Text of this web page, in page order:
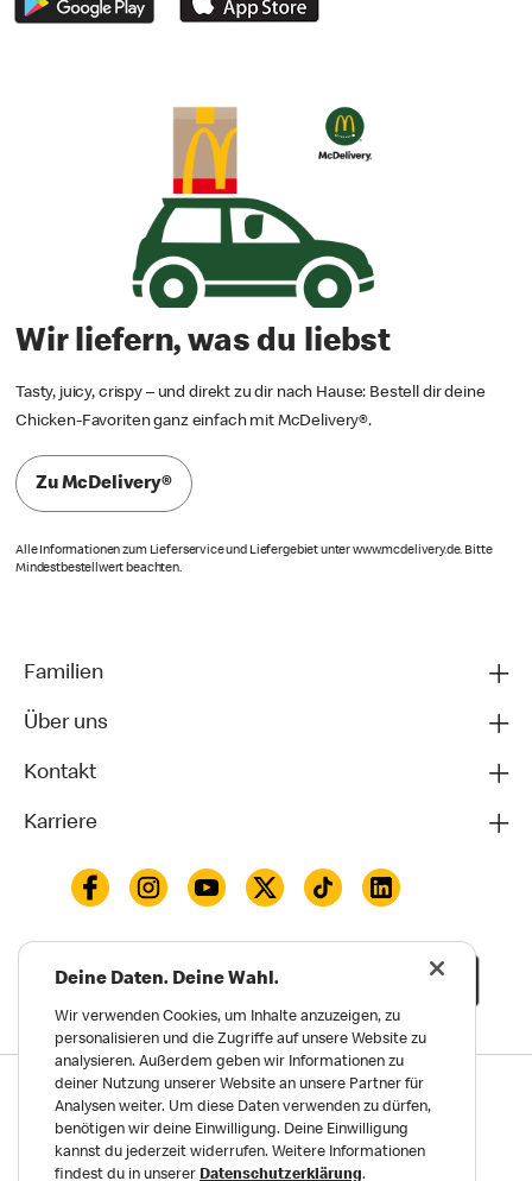
Wir liefern, was du liebst
Tasty, juicy, crispy – und direkt zu dir nach Hause: Bestell dir deine
Chicken-Favoriten ganz einfach mit McDelivery®.
Zu McDelivery®
Alle Informationen zum Lieferservice und Liefergebiet unter www.mcdelivery.de. Bitte
Mindestbestellwert beachten.
Familien
Über uns
Kontakt
Karriere
Datenschutz
Impressum und Nutzungs­bedingungen
Meldungen zu Menschen- und Umweltrechten
Deine Daten. Deine Wahl.
Wir verwenden Cookies, um Inhalte anzuzeigen, zu
personalisieren und die Zugriffe auf unsere Website zu
analysieren. Außerdem geben wir Informationen zu
deiner Nutzung unserer Website an unsere Partner für
Analysen weiter. Um diese Daten verwenden zu dürfen,
benötigen wir deine Einwilligung. Deine Einwilligung
kannst du jederzeit widerrufen. Weitere Informationen
findest du in unserer Datenschutzerklärung.